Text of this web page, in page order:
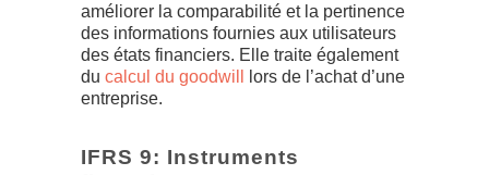
améliorer la comparabilité et la pertinence
des informations fournies aux utilisateurs
des états financiers. Elle traite également
du calcul du goodwill
lors de l’achat d’une
entreprise.
IFRS 9: Instruments